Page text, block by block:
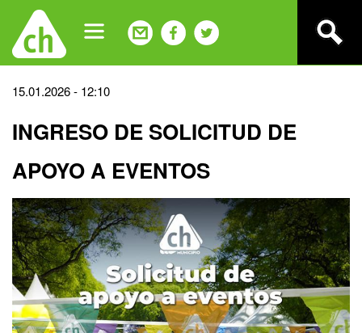
navigation
Back
top
15.01.2026 - 12:10
INGRESO DE SOLICITUD DE
APOYO A EVENTOS